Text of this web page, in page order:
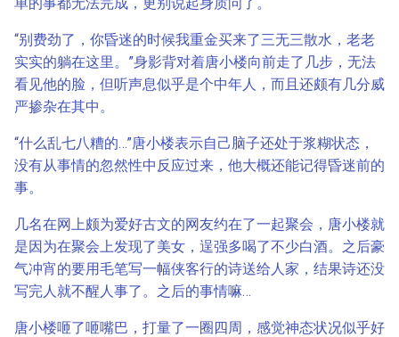
“别费劲了，你昏迷的时候我重金买来了三无三散水，老老
实实的躺在这里。”身影背对着唐小楼向前走了几步，无法
看见他的脸，但听声息似乎是个中年人，而且还颇有几分威
严掺杂在其中。
“什么乱七八糟的…”唐小楼表示自己脑子还处于浆糊状态，
没有从事情的忽然性中反应过来，他大概还能记得昏迷前的
事。
几名在网上颇为爱好古文的网友约在了一起聚会，唐小楼就
是因为在聚会上发现了美女，逞强多喝了不少白酒。之后豪
气冲宵的要用毛笔写一幅侠客行的诗送给人家，结果诗还没
写完人就不醒人事了。之后的事情嘛…
唐小楼咂了咂嘴巴，打量了一圈四周，感觉神态状况似乎好